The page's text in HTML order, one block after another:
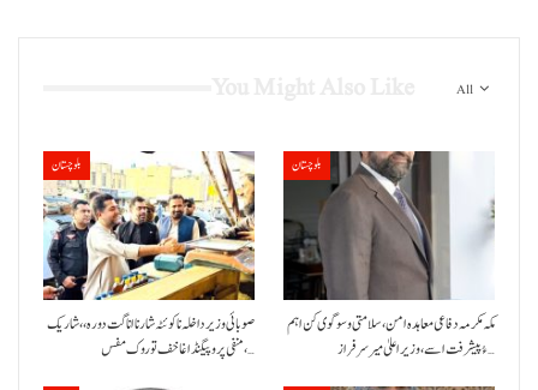
All
بلوچستان
صوبائی وزیر داخلہ نا کوئٹہ شار نا اناگت دورہ،، شاریک
منفی پروپیگنڈا غا خف توروک مفس،…
بلوچستان
مکہ مکرمہ دفاعی معاہدہ امن، سلامتی و سوگوی کن اہم
ءُ پیشرفت اسے،وزیراعلیٰ میر سرفراز…